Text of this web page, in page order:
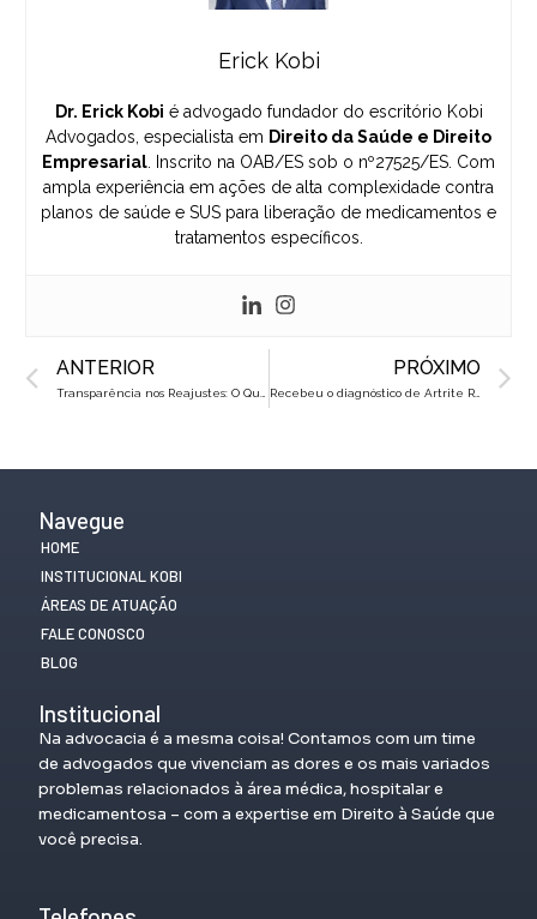
Erick Kobi
Dr. Erick Kobi é advogado fundador do escritório Kobi
Advogados, especialista em Direito da Saúde e Direito
Empresarial . Inscrito na OAB/ES sob o nº27525/ES. Com
ampla experiência em ações de alta complexidade contra
planos de saúde e SUS para liberação de medicamentos e
tratamentos específicos.
Prev
ANTERIOR
Transparência nos Reajustes: O Que Você Precisa Saber sobre Aumentos de Preços em Planos de Saúde
PRÓXIMO
Recebeu o diagnóstico de Artrite Reumatoide? Entenda como conseguir o tratamento de graça!
Navegue
HOME
INSTITUCIONAL KOBI
ÁREAS DE ATUAÇÃO
FALE CONOSCO
BLOG
Institucional
Na advocacia é a mesma coisa! Contamos com um time
de advogados que vivenciam as dores e os mais variados
problemas relacionados à área médica, hospitalar e
medicamentosa – com a expertise em Direito à Saúde que
você precisa.